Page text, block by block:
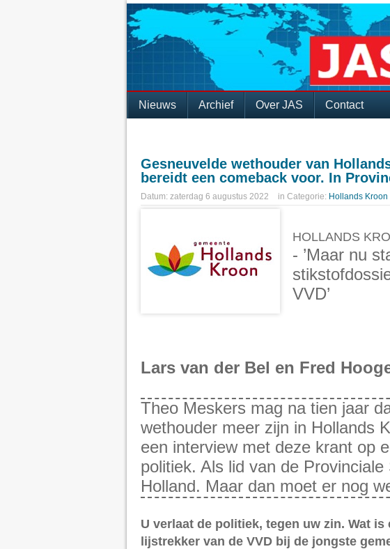
Nieuws Archief Over JAS Contact
Gesneuvelde wethouder van
bereidt een comeback voor. In
Datum: zaterdag 6 augustus 2022 in Categorie: Hollands Kroon
HOLLANDS
- ’Maar nu
VVD’
Lars van der Bel en Fred
Theo Meskers mag na tien jaar
wethouder meer zijn in Hollands
een interview met deze krant op
politiek. Als lid van de
Holland. Maar dan moet er nog
U verlaat de politiek, tegen uw zin. Wat is
lijstrekker van de VVD bij de jongste